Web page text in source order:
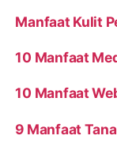
Manfaat Kulit
10 Manfaat
10 Manfaat
9 Manfaat